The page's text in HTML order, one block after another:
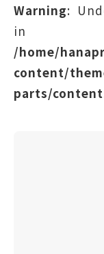
Warning:
in
/home/
content/
parts/